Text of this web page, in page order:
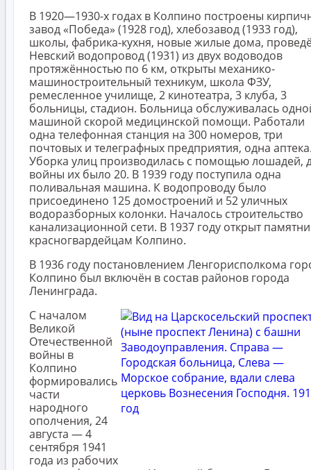
В 1920—1930-х годах в Колпино построены
завод «Победа» (1928 год), хлебозавод (1933 год),
школы, фабрика-кухня, новые жилые дома,
Невский водопровод (1931) из двух водоводов
протяжённостью по 6 км, открыты механико-
машиностроительный техникум, школа ФЗУ,
ремесленное училище, 2 кинотеатра, 3 клуба, 3
больницы, стадион. Больница обслуживалась
машиной скорой медицинской помощи. Работали
одна телефонная станция на 300 номеров, три
почтовых и телеграфных предприятия, одна
Уборка улиц производилась с помощью лошадей,
войны их было 20. В 1939 году поступила одна
поливальная машина. К водопроводу было
присоединено 125 домостроений и 52 уличных
водоразборных колонки. Началось строительство
канализационной сети. В 1937 году открыт
красногвардейцам Колпино.
В 1936 году постановлением Ленгорисполкома
Колпино был включён в состав районов города
Ленинграда.
С началом
Великой
Отечественной
войны в
Колпино
формировались
части
народного
ополчения, 24
августа — 4
сентября 1941
года из рабочих